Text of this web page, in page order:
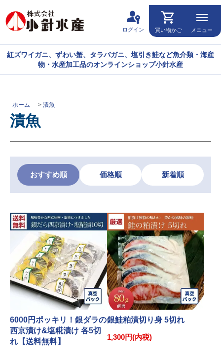
passkey
ログイン
shopping_cart
買い物かご
menu
メニュー
紅ズワイガニ、ずわい蟹、タラバガニ、塩引き鮭など魚介類・海産
物・水産加工品のオンラインショップ小針水産
ホーム > 漬魚
漬魚
おすすめ順 価格順 新着順
6000円ポッキリ！銀ダラの
西京漬け&塩糀漬け 各5切
れ【送料無料】
銀鮭粕漬切り身 5切れ
1,300円(内税)